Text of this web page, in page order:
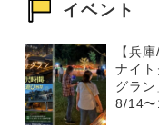
イベント
【兵
ナイト
グラン
8/14〜